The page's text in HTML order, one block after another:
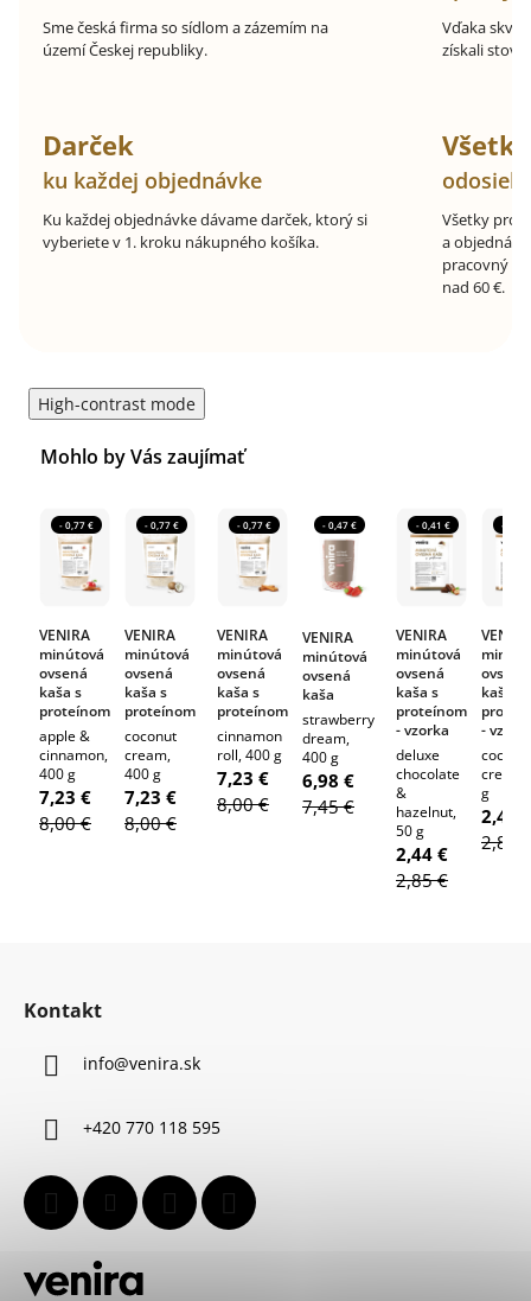
Sme česká firma so sídlom a zázemím na
území Českej republiky.
Vďaka
získali
Darček
ku každej objednávke
Ku každej objednávke dávame darček, ktorý si
vyberiete v 1. kroku nákupného košíka.
Všetky
a
pracovný
nad 60 €.
High-contrast mode
Mohlo by Vás zaujímať
- 0,77 €
7,23 €
8,00 €
VENIRA
minútová
ovsená
kaša s
proteínom
apple &
cinnamon,
400 g
- 0,77 €
7,23 €
8,00 €
VENIRA
minútová
ovsená
kaša s
proteínom
coconut
cream,
400 g
- 0,77 €
7,23 €
8,00 €
VENIRA
minútová
ovsená
kaša s
proteínom
cinnamon
roll, 400 g
- 0,47 €
6,98 €
7,45 €
VENIRA
minútová
ovsená
kaša
strawberry
dream,
400 g
- 0,41 €
2,44 €
2,85 €
VENIRA
minútová
ovsená
kaša s
proteínom
- vzorka
deluxe
chocolate
&
hazelnut,
50 g
- 0,41
2,44
2,85
VENIRA
ovsená
kaša s
-
cream,
g
Kontakt
info@venira.sk
+420 770 118 595